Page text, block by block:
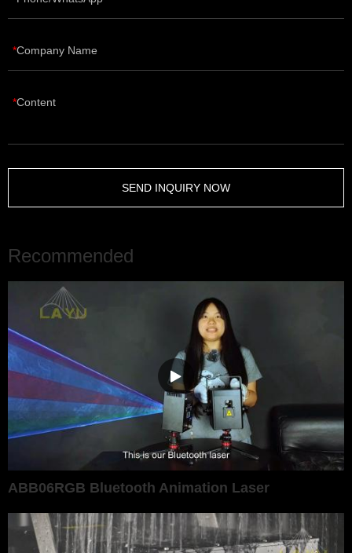
Company Name
Content
SEND INQUIRY NOW
Recommended
ABB06RGB Bluetooth Animation Laser